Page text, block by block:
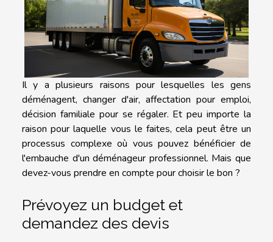
Il y a plusieurs raisons pour lesquelles les gens
déménagent, changer d'air, affectation pour emploi,
décision familiale pour se régaler. Et peu importe la
raison pour laquelle vous le faites, cela peut être un
processus complexe où vous pouvez bénéficier de
l'embauche d'un déménageur professionnel. Mais que
devez-vous prendre en compte pour choisir le bon ?
Prévoyez un budget et
demandez des devis